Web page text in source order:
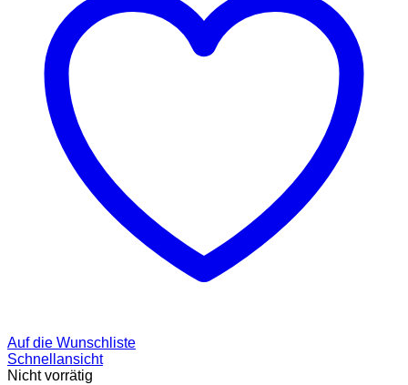
Auf die Wunschliste
Schnellansicht
Nicht vorrätig